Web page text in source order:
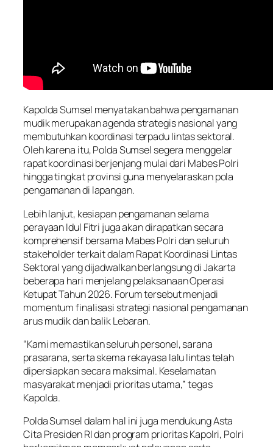
Kapolda Sumsel menyatakan bahwa pengamanan
mudik merupakan agenda strategis nasional yang
membutuhkan koordinasi terpadu lintas sektoral.
Oleh karena itu, Polda Sumsel segera menggelar
rapat koordinasi berjenjang mulai dari Mabes Polri
hingga tingkat provinsi guna menyelaraskan pola
pengamanan di lapangan.
Lebih lanjut, kesiapan pengamanan selama
perayaan Idul Fitri juga akan dirapatkan secara
komprehensif bersama Mabes Polri dan seluruh
stakeholder terkait dalam Rapat Koordinasi Lintas
Sektoral yang dijadwalkan berlangsung di Jakarta
beberapa hari menjelang pelaksanaan Operasi
Ketupat Tahun 2026. Forum tersebut menjadi
momentum finalisasi strategi nasional pengamanan
arus mudik dan balik Lebaran.
“Kami memastikan seluruh personel, sarana
prasarana, serta skema rekayasa lalu lintas telah
dipersiapkan secara maksimal. Keselamatan
masyarakat menjadi prioritas utama,” tegas
Kapolda.
Polda Sumsel dalam hal ini juga mendukung Asta
Cita Presiden RI dan program prioritas Kapolri, Polri